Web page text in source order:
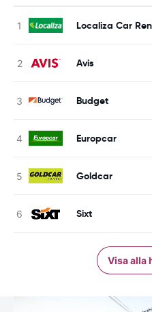
Localiza Car
Avis
Budget
Europcar
Goldcar
Sixt
Visa alla